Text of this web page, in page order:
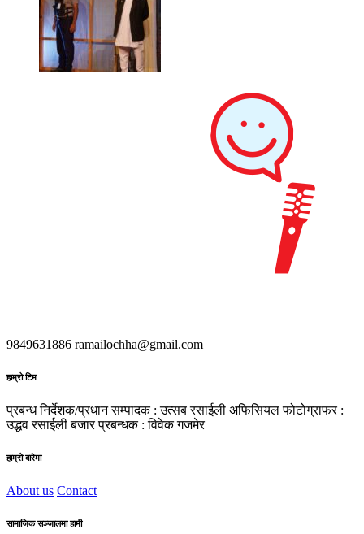
9849631886 ramailochha@gmail.com
हाम्रो टिम
प्रबन्ध निर्देशक/प्रधान सम्पादक : उत्सब रसाईली अफिसियल फोटोग्राफर :
उद्धव रसाईली बजार प्रबन्धक : विवेक गजमेर
हाम्रो बारेमा
About us Contact
सामाजिक सञ्जालमा हामी